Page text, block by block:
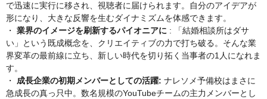
で迅速に実行に移され、視聴者に届けられます。自分のアイデアが
形になり、大きな反響を生むダイナミズムを体感できます。
・ 業界のイメージを刷新するパイオニアに : 「結婚相談所はダサ
い」という既成概念を、クリエイティブの力で打ち破る。そんな業
界変革の最前線に立ち、新しい時代を切り拓く当事者の1人になれま
す。
・ 成長企業の初期メンバーとしての活躍: ナレソメ予備校はまさに
急成長の真っ只中。数名規模のYouTubeチームの主力メンバーとし